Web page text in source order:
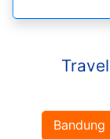
Bandung